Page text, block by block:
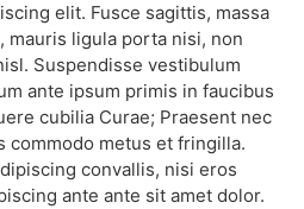
elit. Fusce sagittis, massa
ligula porta nisi, non
Suspendisse vestibulum
ante ipsum primis in faucibus
cubilia Curae; Praesent nec
commodo metus et fringilla.
convallis, nisi eros
ante ante sit amet dolor.